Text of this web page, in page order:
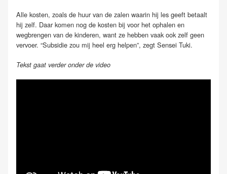
Alle kosten, zoals de huur van de zalen waarin hij les geeft betaalt
hij zelf. Daar komen nog de kosten bij voor het ophalen en
wegbrengen van de kinderen, want ze hebben vaak ook zelf geen
vervoer. “Subsidie zou mij heel erg helpen”, zegt Sensei Tuki.
Tekst gaat verder onder de video